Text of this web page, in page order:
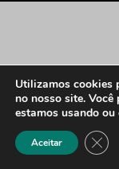
Utilizamos cookies
no nosso site.
estamos usando
Aceitar